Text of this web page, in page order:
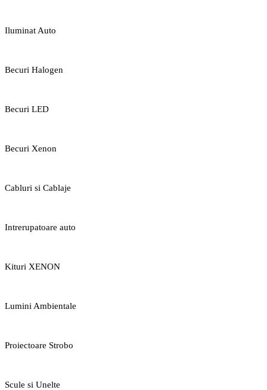
Iluminat Auto
Becuri Halogen
Becuri LED
Becuri Xenon
Cabluri si Cablaje
Intrerupatoare auto
Kituri XENON
Lumini Ambientale
Proiectoare Strobo
Scule si Unelte